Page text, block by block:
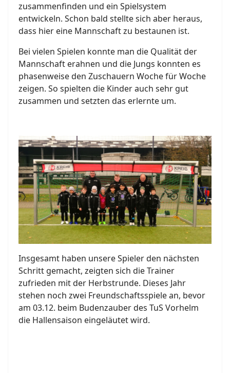
zusammenfinden und ein Spielsystem
entwickeln. Schon bald stellte sich aber heraus,
dass hier eine Mannschaft zu bestaunen ist.
Bei vielen Spielen konnte man die Qualität der
Mannschaft erahnen und die Jungs konnten es
phasenweise den Zuschauern Woche für Woche
zeigen. So spielten die Kinder auch sehr gut
zusammen und setzten das erlernte um.
Insgesamt haben unsere Spieler den nächsten
Schritt gemacht, zeigten sich die Trainer
zufrieden mit der Herbstrunde. Dieses Jahr
stehen noch zwei Freundschaftsspiele an, bevor
am 03.12. beim Budenzauber des TuS Vorhelm
die Hallensaison eingeläutet wird.